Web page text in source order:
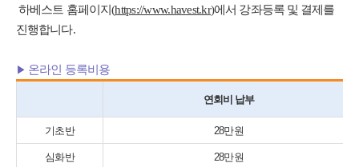
하베스트 홈페이지(https://www.havest.kr)에서 강좌등록 및 결제를
진행합니다.
▶ 온라인 등록비용
연회비 납부
기초반 28만원
심화반 28만원